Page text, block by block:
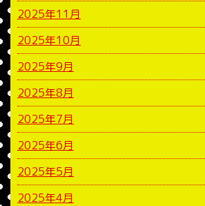
2025年11月
2025年10月
2025年9月
2025年8月
2025年7月
2025年6月
2025年5月
2025年4月